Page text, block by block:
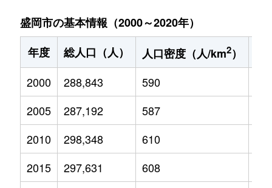
盛岡市の基本情報（2000～2020年）
年度
総人口（人） 人口密度（人/km2）
2000
288,843 590
2005
287,192 587
2010
298,348 610
2015
297,631 608